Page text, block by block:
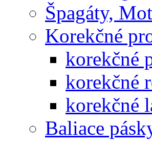
Špagáty,
Korekčné
korekčné
korekčné
korekčné
Baliace